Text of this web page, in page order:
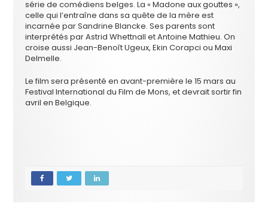
série de comédiens belges. La « Madone aux gouttes »,
celle qui l’entraîne dans sa quête de la mère est
incarnée par Sandrine Blancke. Ses parents sont
interprétés par Astrid Whettnall et Antoine Mathieu. On
croise aussi Jean-Benoît Ugeux, Ekin Corapci ou Maxi
Delmelle.
Le film sera présenté en avant-première le 15 mars au
Festival International du Film de Mons, et devrait sortir fin
avril en Belgique.